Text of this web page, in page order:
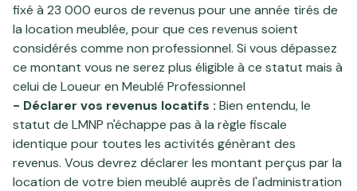
fixé à 23 000 euros de revenus pour une année tirés de
la location meublée, pour que ces revenus soient
considérés comme non professionnel. Si vous dépassez
ce montant vous ne serez plus éligible à ce statut mais à
celui de Loueur en Meublé Professionnel
- Déclarer vos revenus locatifs : Bien entendu, le
statut de LMNP n'échappe pas à la règle fiscale
identique pour toutes les activités génèrant des
revenus. Vous devrez déclarer les montant perçus par la
location de votre bien meublé auprès de l'administration